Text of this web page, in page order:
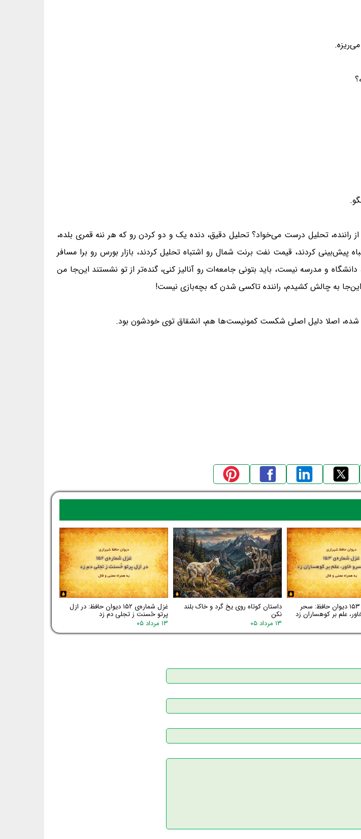
راننده، تحلیل درست می‌خواد؟ تحلیل دقیق، دنده یک و دو کردن رو که هر ننه قمری بلده،
رو اشتباه پیش‌بینی کردند، قیمت نفت برنت شمال رو اشتباه تحلیل کردند، بازار بورس رو برا مسافر
و مدرسه نیست، باید بتونی جامعه‌ات رو آنالیز کنی، گنده‌تر از تو نشستند این‌جا من
این‌جا به چالش کشیدم، راننده تاکسی شدن که بچه‌بازی نیست!
شده، اصلا دلیل اصلی شکست کمونیست‌ها هم، انشقاق توی خودشون بود.
غزل شماره‌ی ۱۵۳ دیوان حافظ: سحر
علم بر کوهساران زد
داستان کوتاه روی یخ گرد و خاک بلند
نکن
۱۳ مرداد ۰۵
غزل شماره‌ی ۱۵۲ دیوان حافظ: در ازل
پرتو حُسنت ز تجلی دم زد
۱۳ مرداد ۰۵